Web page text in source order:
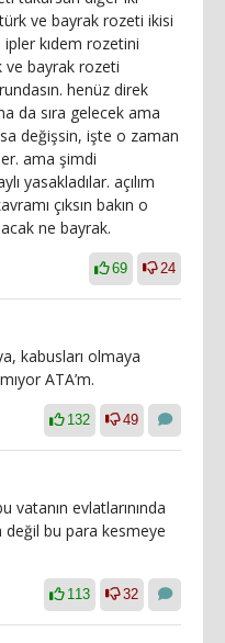
ve bayrak rozeti ikisi
kıdem rozetini
bayrak rozeti
henüz direk
da sıra gelecek ama
değişsin, işte o zaman
ama şimdi
yasakladılar. açılım
çıksın bakın o
ne bayrak.
69 24
kabusları olmaya
ATA’m.
132 49
vatanın evlatlarınında
değil bu para kesmeye
113 32